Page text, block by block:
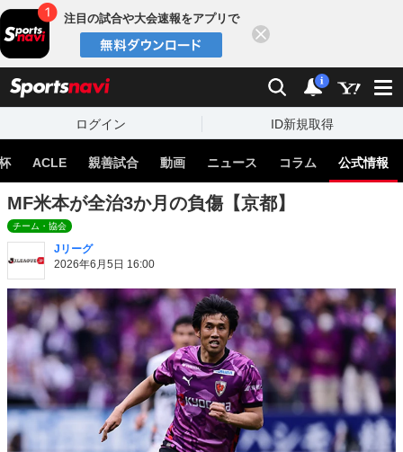
注目の試合や大会速報をアプリで
検索 通知
i
ログイン ID新規取得
ACLE 親善試合 動画 ニュース コラム 公式情報
MF米本が全治3か月の負傷【京都】
チーム・協会
Jリーグ
2026年6月5日 16:00